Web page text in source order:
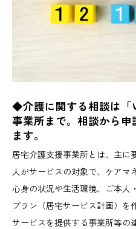
◆介護に関する相談は「
事業所まで。相談から
ます。
居宅介護支援事業所とは、主に
人がサービスの対象で、ケア
心身の状況や生活環境、ご本人
プラン（居宅サービス計画）を
サービスを提供する事業所等の